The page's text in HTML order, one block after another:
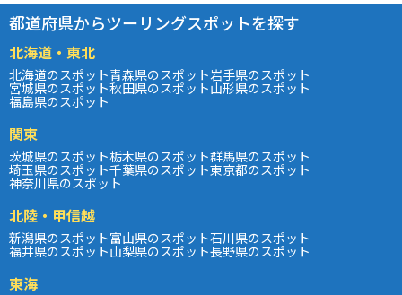
都道府県からツーリングスポットを探す
北海道・東北
北海道のスポット青森県のスポット岩手県のスポット
宮城県のスポット秋田県のスポット山形県のスポット
福島県のスポット
関東
茨城県のスポット栃木県のスポット群馬県のスポット
埼玉県のスポット千葉県のスポット東京都のスポット
神奈川県のスポット
北陸・甲信越
新潟県のスポット富山県のスポット石川県のスポット
福井県のスポット山梨県のスポット長野県のスポット
東海